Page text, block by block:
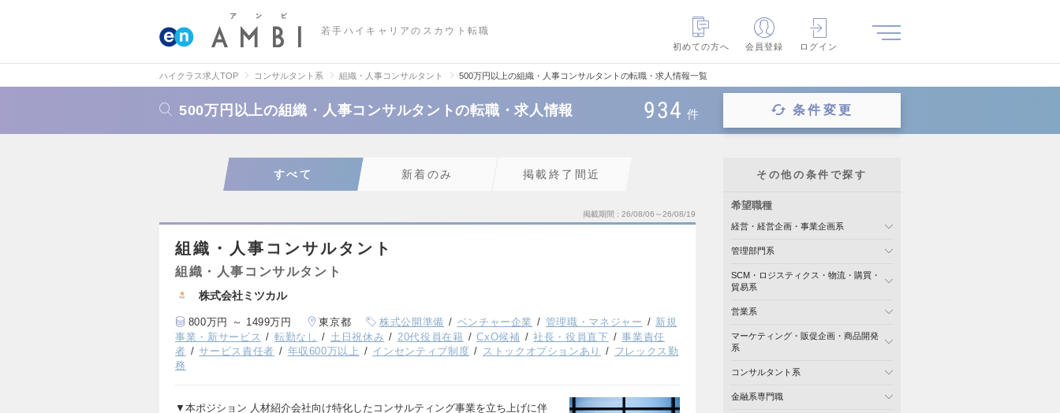
若手ハイキャリアのスカウト転職
初めての方へ
会員登録 ログイン
ハイクラス求人TOP コンサルタント系 組織・人事コンサルタント 500万円以上の組織・人事コンサルタントの転職・求人情報一覧
500万円以上の組織・人事コンサルタントの転職・求人情報 934 件 条件変更
すべて 新着のみ 掲載終了間近
掲載期間 26/08/06～26/08/19
組織・人事コンサルタント
組織・人事コンサルタント
株式会社ミツカル
800万円 ～ 1499万円 東京都 株式公開準備 ベンチャー企業 管理職・マネジャー
新規
事業・新サービス
転勤なし 土日祝休み 20代役員在籍 CxO候補 社長・役員直下
事業責任
者
サービス責任者 年収600万以上 インセンティブ制度 ストックオプションあり
フレックス勤
務
▼本ポジション 人材紹介会社向け特化したコンサルティング事業を立ち上げに伴
その他の条件で探す
希望職種
経営・経営企画・事業企画系
管理部門系
SCM・ロジスティクス・物流・購買・
貿易系
営業系
マーケティング・販促企画・商品開発
系
コンサルタント系
金融系専門職